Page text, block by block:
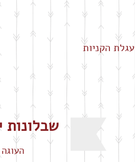
עגלת הקניות
שבלונות